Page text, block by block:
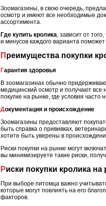
Зоомагазины, в свою очередь,
осмотр и имеют все необходимые
ассортимента.
Где купить кролика, зависит от
и минусов каждого варианта
Преимущества покупки
Гарантия здоровья
В зоомагазинах обычно
медицинский осмотр и получают все
покупке на рынке, где условия часто
Документация и происхождение
Зоомагазины предоставляют
быть справка о прививках,
хотите быть уверены в
Риски покупки на рынке могут
вы минимизируете такие риски,
Риски покупки кролика
При выборе питомца важно
которые могут повлиять на его
факторов.